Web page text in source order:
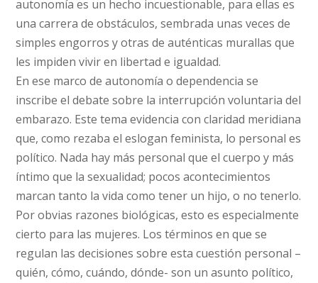
autonomía es un hecho incuestionable, para ellas es
una carrera de obstáculos, sembrada unas veces de
simples engorros y otras de auténticas murallas que
les impiden vivir en libertad e igualdad.
En ese marco de autonomía o dependencia se
inscribe el debate sobre la interrupción voluntaria del
embarazo. Este tema evidencia con claridad meridiana
que, como rezaba el eslogan feminista, lo personal es
político. Nada hay más personal que el cuerpo y más
íntimo que la sexualidad; pocos acontecimientos
marcan tanto la vida como tener un hijo, o no tenerlo.
Por obvias razones biológicas, esto es especialmente
cierto para las mujeres. Los términos en que se
regulan las decisiones sobre esta cuestión personal –
quién, cómo, cuándo, dónde- son un asunto político,